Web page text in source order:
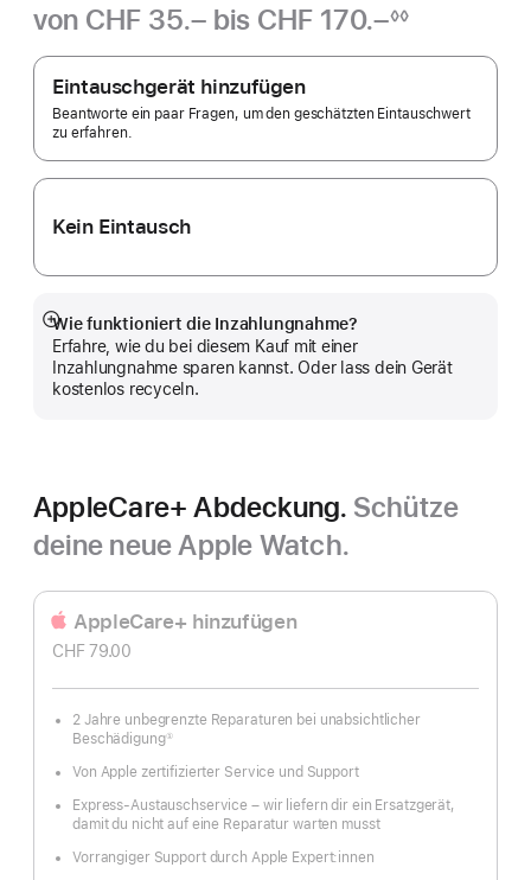
von CHF 35.– bis CHF 170.–◊◊
Apple
Trade In.
Eintauschgerät hinzufügen
Beantworte ein paar Fragen, um den geschätzten Eintauschwert
zu erfahren.
Kein Eintausch
Wie funktioniert die Inzahlungnahme?
Erfahre, wie du bei diesem Kauf mit einer
Inzahlungnahme sparen kannst. Oder lass dein Gerät
kostenlos recyceln.
Mehr
anzeigen
AppleCare+ Abdeckung. Schütze
deine neue Apple Watch.
AppleCare+ hinzufügen
CHF 79.00
2 Jahre unbegrenzte Reparaturen bei unabsichtlicher
Beschädigung①
Von Apple zertifizierter Service und Support
Express-Austauschservice – wir liefern dir ein Ersatzgerät,
damit du nicht auf eine Reparatur warten musst
Vorrangiger Support durch Apple Expert:innen